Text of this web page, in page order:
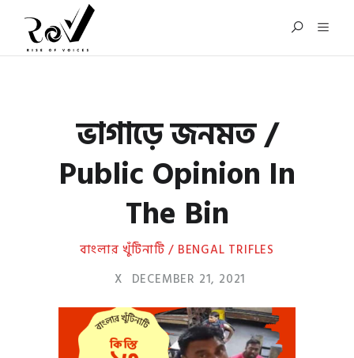
ভাগাড়ে জনমত /
Public Opinion In
The Bin
বাংলার খুঁটিনাটি / BENGAL TRIFLES
X DECEMBER 21, 2021